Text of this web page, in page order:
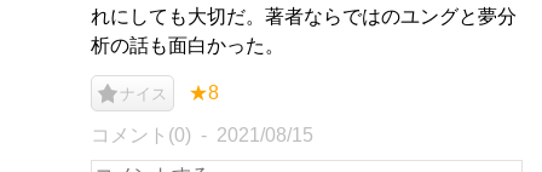
れにしても大切だ。著者ならではのユングと夢分
析の話も面白かった。
ナイス ★8
コメント(0) 2021/08/15